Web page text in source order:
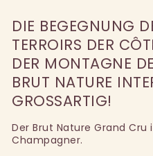
DIE BEGEGNUNG
ERROIRS DER
ER MONTAGNE DE
RUT NATURE
ROSSARTIG!
Der Brut Nature Grand
Champagner.